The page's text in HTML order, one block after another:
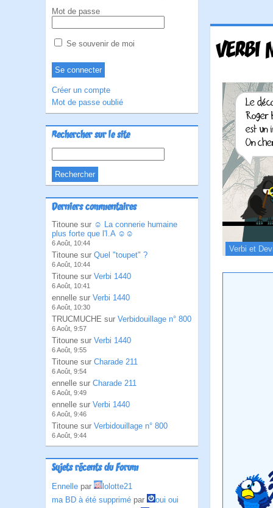
Mot de passe
Se souvenir de moi
Créer un compte
Mot de passe oublié
Rechercher sur le site
Derniers commentaires
Titoune sur ☺ La connerie humaine
plus forte que l'I.A ☺☺
6 Août, 10:44
Titoune sur Quel "toupet" ?
6 Août, 10:44
Titoune sur Verbi 1440
6 Août, 10:41
ennelle sur Verbi 1440
6 Août, 10:30
TRUCMUCHE sur Verbidouillage n° 800
6 Août, 9:57
Titoune sur Verbi 1440
6 Août, 9:55
Titoune sur Charade 211
6 Août, 9:54
ennelle sur Charade 211
6 Août, 9:49
ennelle sur Verbi 1440
6 Août, 9:46
Titoune sur Verbidouillage n° 800
6 Août, 9:44
Sujets récents du Forum
Ennelle par
lolotte21
ma BD à été supprimé par
oui oui
VERBI
Verbi et